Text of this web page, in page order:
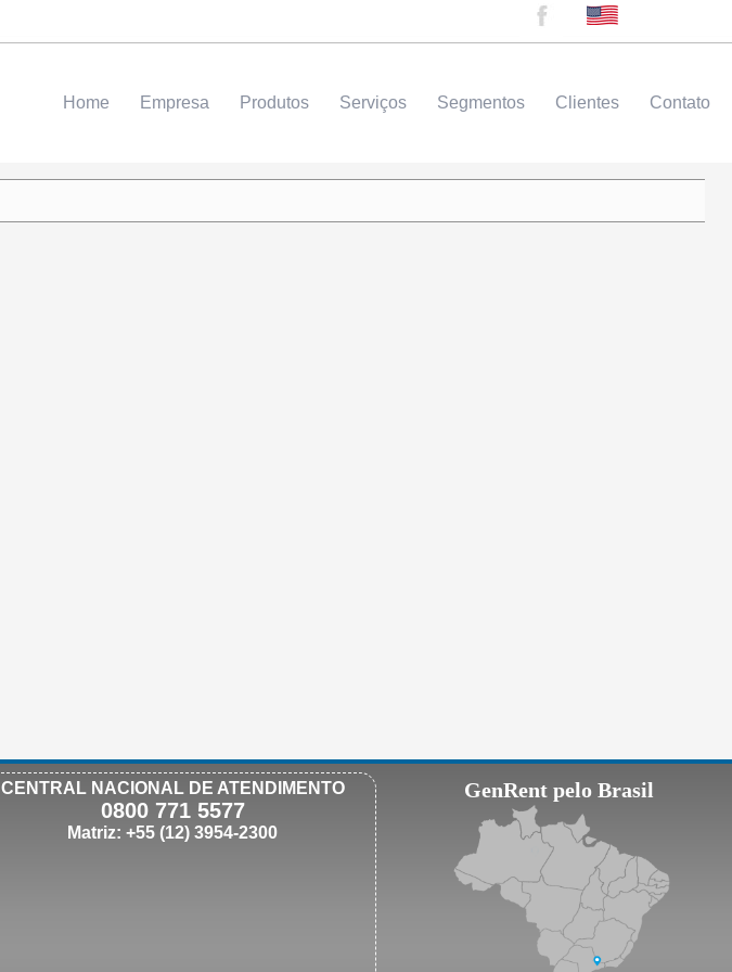
Home Empresa Produtos Serviços Segmentos Clientes Contato
CENTRAL NACIONAL DE ATENDIMENTO
0800 771 5577
Matriz: +55 (12) 3954-2300
GenRent pelo Brasil